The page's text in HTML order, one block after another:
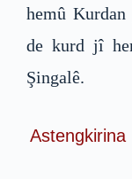
hemû
de kurd jî
Şingalê.
Astengkirina